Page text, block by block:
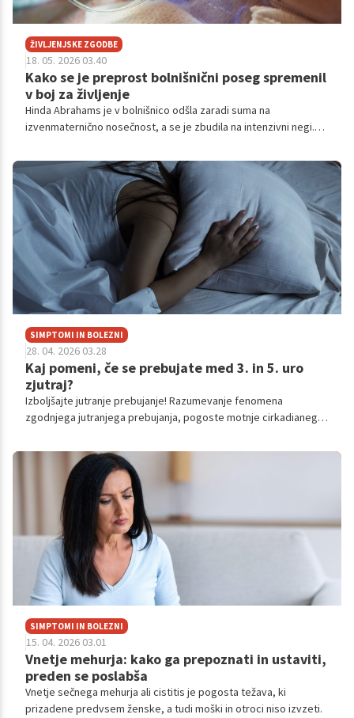
ŽIVLJENJSKE ZGODBE
18. 05. 2026 03.40
Kako se je preprost bolnišnični poseg spremenil
v boj za življenje
Hinda Abrahams je v bolnišnico odšla zaradi suma na
izvenmaternično nosečnost, a se je zbudila na intenzivni negi.
medicinski čudež.
SIMPTOMI IN BOLEZNI
28. 04. 2026 03.28
Kaj pomeni, če se prebujate med 3. in 5. uro
zjutraj?
Izboljšajte jutranje prebujanje! Razumevanje fenomena
zgodnjega jutranjega prebujanja, pogoste motnje cirkadianega
dejavnike.
SIMPTOMI IN BOLEZNI
15. 04. 2026 03.01
Vnetje mehurja: kako ga prepoznati in ustaviti,
preden se poslabša
Vnetje sečnega mehurja ali cistitis je pogosta težava, ki
prizadene predvsem ženske, a tudi moški in otroci niso izvzeti.